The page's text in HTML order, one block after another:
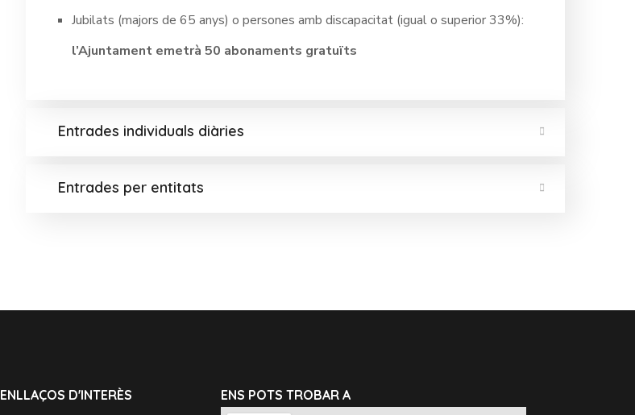
Jubilats (majors de 65 anys) o persones amb discapacitat (igual o superior 33%):
l’Ajuntament emetrà 50 abonaments gratuïts
Entrades individuals diàries
Entrades per entitats
ENLLAÇOS D'INTERÈS
ENS POTS TROBAR A